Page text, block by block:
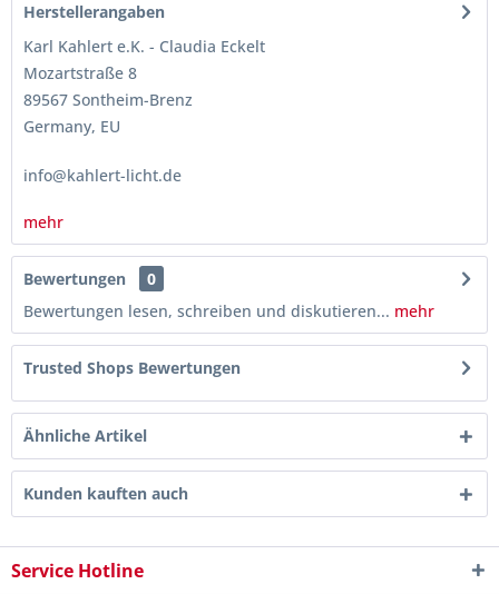
Herstellerangaben
Karl Kahlert e.K. - Claudia Eckelt
Mozartstraße 8
89567 Sontheim-Brenz
Germany, EU
info@kahlert-licht.de
mehr
Bewertungen
0
Bewertungen lesen, schreiben und diskutieren... mehr
Trusted Shops Bewertungen
Ähnliche Artikel
Kunden kauften auch
Service Hotline